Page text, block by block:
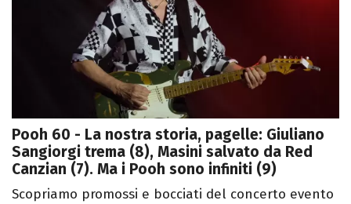
Pooh 60 - La nostra storia, pagelle: Giuliano
Sangiorgi trema (8), Masini salvato da Red
Canzian (7). Ma i Pooh sono infiniti (9)
Scopriamo promossi e bocciati del concerto evento